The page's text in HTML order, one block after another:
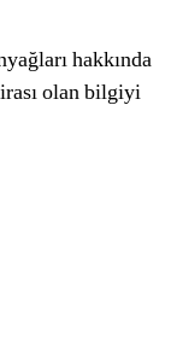
hakkında
olan bilgiyi